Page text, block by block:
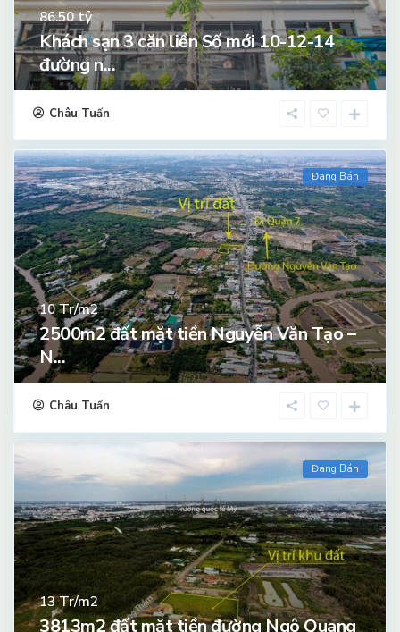
86.50tỷ
Khách sạn 3 căn liền Số mới 10-12-14
đường n...
Châu Tuấn
Đang Bán
10Tr/m2
2500m2 đất mặt tiền Nguyễn Văn Tạo –
N...
Châu Tuấn
Đang Bán
13Tr/m2
3813m2 đất mặt tiền đường Ngô Quang